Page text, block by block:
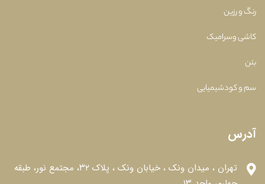
رنگ و رزین
کاشی وسرامیک
بتن
سم و کودشیمیایی
آدرس
تهران ، میدان ونک ، خیابان ونک ، پلاک ۳۲، مجتمع نور، طبقه